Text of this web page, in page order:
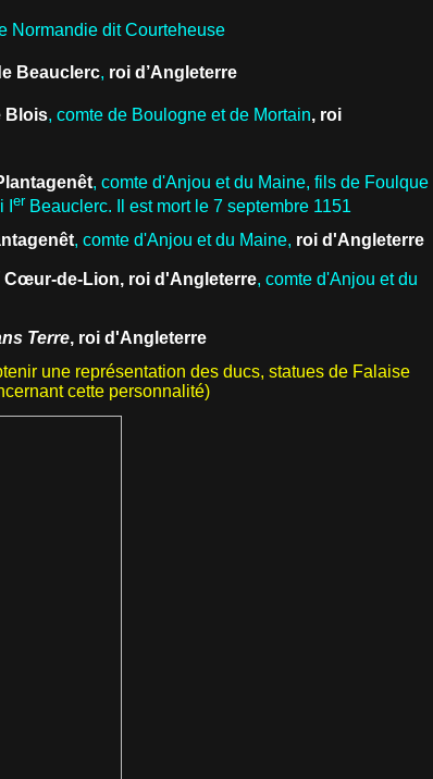
Normandie dit Courteheuse
Beauclerc, roi d’Angleterre
Blois, comte de Boulogne et de Mortain, roi
, comte d'Anjou etdu Maine, fils de Foulque
er Beauclerc. Il est mort le 7 septembre 1151
, comte d'Anjou et du Maine, roi d'Angleterre
Cœur-de-Lion, roi d'Angleterre, comte d'Anjou et du
Terre, roi d'Angleterre
une représentation des ducs, statues de Falaise
cette personnalité)